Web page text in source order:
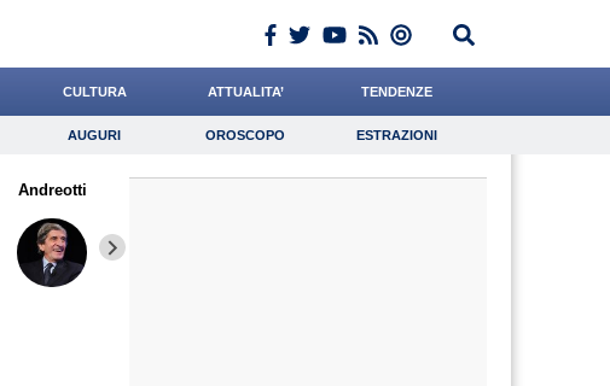
CULTURA ATTUALITA’ TENDENZE
Auguri Oroscopo Estrazioni
Giornalista
AUGURI OROSCOPO ESTRAZIONI
Andreotti